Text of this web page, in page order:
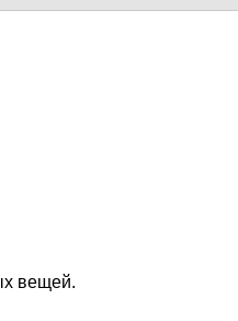
вещей.